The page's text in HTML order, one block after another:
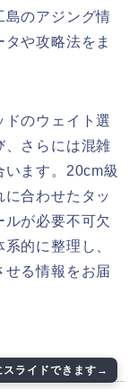
島のアジング情
や攻略法をま
ドのウェイト選
、さらには混雑
います。20cm級
合わせたタッ
が必要不可欠
的に整理し、
せる情報をお届